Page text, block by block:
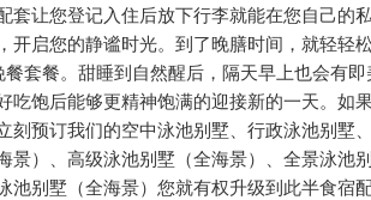
套让您登记入住后放下行李就能在您自己的
开启您的静谧时光。到了晚膳时间，就轻轻
套餐。甜睡到自然醒后，隔天早上也会有即
吃饱后能够更精神饱满的迎接新的一天。如
刻预订我们的空中泳池别墅、行政泳池别墅
景）、高级泳池别墅（全海景）、全景泳池
池别墅（全海景）您就有权升级到此半食宿